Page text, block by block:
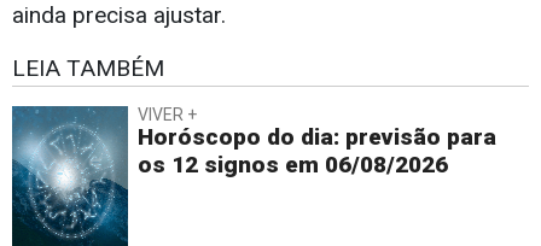
ainda precisa ajustar.
LEIA TAMBÉM
VIVER +
Horóscopo do dia: previsão para
os 12 signos em 06/08/2026